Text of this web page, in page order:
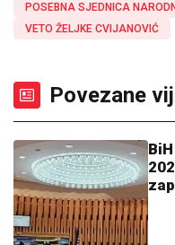
POSEBNA SJEDNICA
VETO ŽELJKE CVIJANOVIĆ
Povezane